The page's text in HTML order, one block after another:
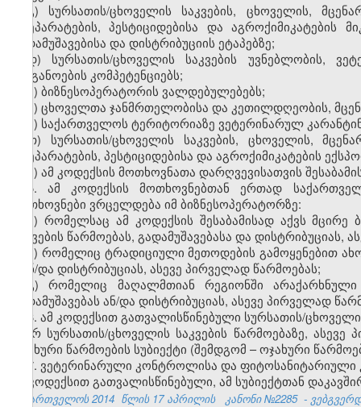
გ) სურსათის/ცხოველის საკვების, ცხოველის,
პრეპარატების, პესტიციდებისა და
გადამუშავებისა და დისტრიბუციის ეტაპებზე;
დ) სურსათის/ცხოველის საკვების უვნებლობის,
ორგანოების კომპეტენციებს;
ე) ბიზნესოპერატორის ვალდებულებებს;
ვ) ცხოველთა ჯანმრთელობისა და კეთილდღეობის,
ზ) საქართველოს ტერიტორიაზე ვეტერინარულ
თ) სურსათის/ცხოველის საკვების, ცხოველის,
პრეპარატების, პესტიციდებისა და აგროქიმიკატების
ი) ამ კოდექსის მოთხოვნათა დარღვევისათვის
5. ამ კოდექსის მოთხოვნებთან ერთად
მოთხოვნები ვრცელდება იმ ბიზნესოპერატორზე:
ა) რომელსაც ამ კოდექსის შესა­ბა­მი­სად აქვს მცირე
საკვების წარმოებას, გადამუშავებასა და დისტრიბუციას,
ბ) რომელიც ტრადიციული მეთოდების გამოყენებით
ს ან/და დისტრიბუციას, ასევე პირველად წარმოებას;
გ)რომელიც მაღალმთიან რეგიონში
გადამუშავებას ან/და დისტრიბუციას, ასევე პირველად
6. ამ კოდექსით გათვალისწინებული სურსათის/
მიერ სურსათის/ცხოველის საკვების წარმოებაზე, ასევე
ოჯახური წარმოების სუბიექტი (შემდგომ – ოჯახური
7. ვეტერინარული კონტროლისა და
ამ კოდექსით გათვალისწინებული, ამ სუბიექტთან
საქართველოს 2014 წლის 17 აპრილის კანონი №2285 -